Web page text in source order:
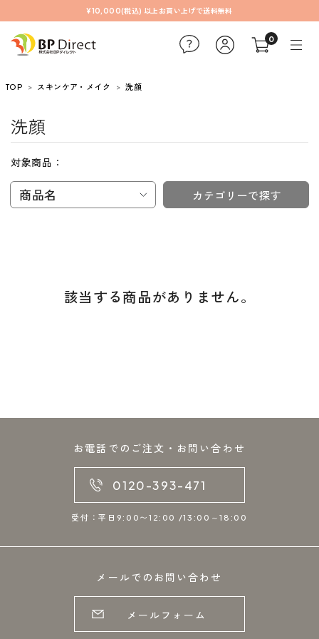
¥10,000(税込) 以上お買い上げで送料無料
0
TOP スキンケア・メイク 洗顔
洗顔
対象商品：
商品名 カテゴリーで探す
該当する商品がありません。
お電話でのご注文・お問い合わせ
0120-393-471
受付：平日9:00〜12:00 /13:00～18:00
メールでのお問い合わせ
メールフォーム